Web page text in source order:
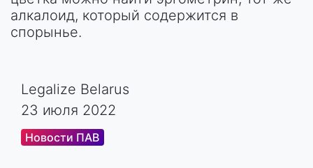
алкалоид, который содержится в
спорынье.
Legalize Belarus
23 июля 2022
Новости ПАВ